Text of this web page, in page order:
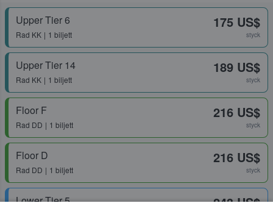
Upper Tier 6
Rad KK 1 biljett
175 US$
styck
Upper Tier 14
Rad KK 1 biljett
189 US$
styck
Floor F
Rad DD 1 biljett
216 US$
styck
Floor D
Rad DD 1 biljett
216 US$
styck